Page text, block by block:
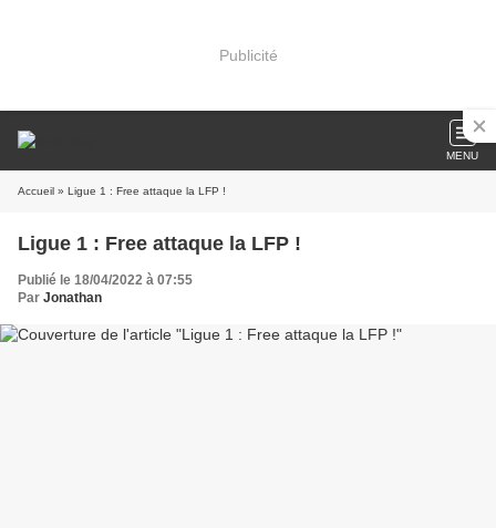
Publicité
MENU
Accueil » Ligue 1 : Free attaque la LFP !
Ligue 1 : Free attaque la LFP !
Publié le 18/04/2022 à 07:55
Par Jonathan